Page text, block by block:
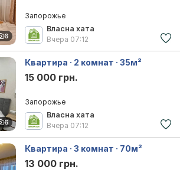
6
Запорожье
Власна хата
Вчера 07:12
6
Квартира · 2 комнат · 35м²
15 000 грн.
Запорожье
Власна хата
Вчера 07:12
Квартира · 3 комнат · 70м²
13 000 грн.